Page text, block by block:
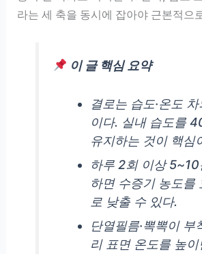
라는 세 축을 동시에 잡아야 근본적으
이 글 핵심 요약
결로는 습도·온도
이다. 실내 습도를
유지하는 것이 핵심
하루 2회 이상
하면 수증기 농도를
로 낮출 수 있다.
단열필름·뽁뽁이 부
리 표면 온도를 높